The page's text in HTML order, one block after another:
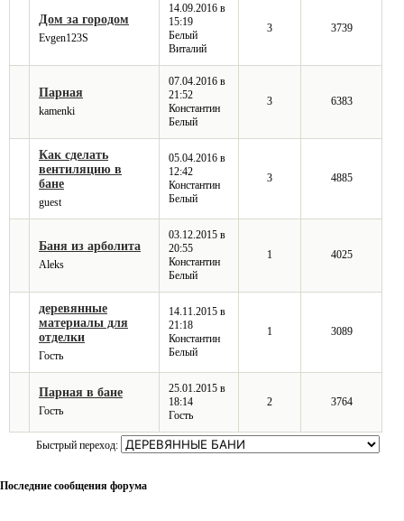
Дом за городом
Evgen123S
14.09.2016 в
15:19
Белый
Виталий
3 3739
Парная
kamenki
07.04.2016 в
21:52
Константин
Белый
3 6383
Как сделать
вентиляцию в
бане
guest
05.04.2016 в
12:42
Константин
Белый
3 4885
Баня из арболита
Aleks
03.12.2015 в
20:55
Константин
Белый
1 4025
деревянные
материалы для
отделки
Гость
14.11.2015 в
21:18
Константин
Белый
1 3089
Парная в бане
Гость
25.01.2015 в
18:14
Гость
2 3764
Быстрый переход:
Последние сообщения форума